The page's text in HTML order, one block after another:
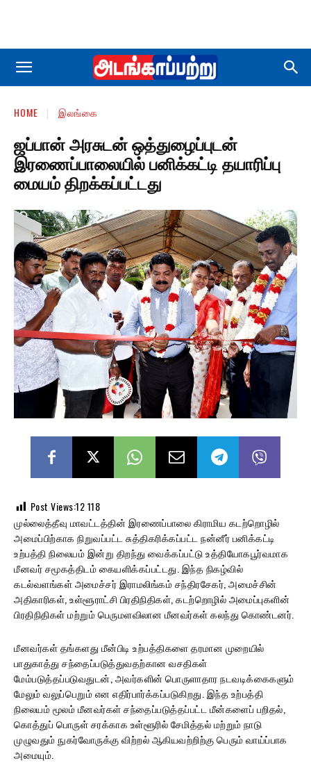
HOME இலங்கை
ஜப்பான் அரசுடன் ஒத்துழைப்புடன்
இரணைப்பாலையில் பனிக்கட்டி தயாரிப்பு
மையம் திறக்கப்பட்டது
Post Views:12118
முல்லைத்தீவு மாவட்டத்தின் இரணைப்பாலை கிராமிய கடற்றொழில்
அமைப்பிற்காக நிறுவப்பட்ட சுத்திகரிக்கப்பட்ட நன்னீர் பனிக்கட்டி
உற்பத்தி நிலையம் இன்று திறந்து வைக்கப்பட்டு உத்தியோகபூர்வமாக
மீனவர் சமூகத்திடம் கையளிக்கப்பட்டது. இந்த நிகழ்வில்
கடல்வளங்கள் அமைச்சர் இராமலிங்கம் சந்திரசேகர், அமைச்சின்
அதிகாரிகள், உள்ளூராட்சி பிரதிநிதிகள், கடற்றொழில் அமைப்புகளின்
பிரதிநிதிகள் மற்றும் பெருமளவிலான மீனவர்கள் கலந்து கொண்டனர்.
மீனவர்கள் தங்களது மீன்பிடி உற்பத்திகளை தரமான முறையில்
பாதுகாத்து சந்தைப்படுத்துவதற்கான வசதிகள்
மேம்படுத்தப்படுவதுடன், அவர்களின் பொருளாதார நடவடிக்கைகளும்
மேலும் வலுப்பெறும் என எதிர்பார்க்கப்படுகிறது. இந்த உற்பத்தி
நிலையம் மூலம் மீனவர்கள் சந்தைப்படுத்தப்பட்ட மீன்களைப் பறிதல்,
கொத்துப் பொருள் சரக்காக உள்ளூரில் சேமித்தல் மற்றும் நாடு
முழுவதும் நுகர்வோருக்கு விற்றல் ஆகியவற்றிற்கு பெரும் வாய்ப்பாக
அமையும்.